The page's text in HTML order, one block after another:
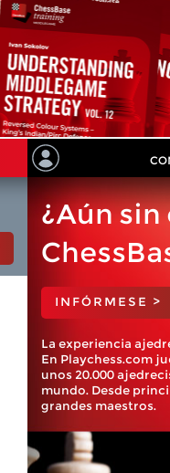
¿Aún
INFÓRMESE >
La experiencia
En Playchess.com
unos 20.000
mundo. Desde
grandes maestros.